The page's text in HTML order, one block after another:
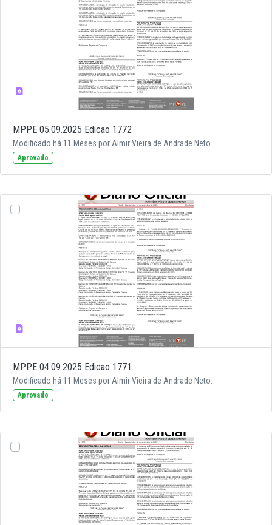
MPPE 05.09.2025 Edicao 1772
Modificado há 11 Meses por Almir Vieira de Andrade Neto.
Aprovado
MPPE 04.09.2025 Edicao 1771
Modificado há 11 Meses por Almir Vieira de Andrade Neto.
Aprovado